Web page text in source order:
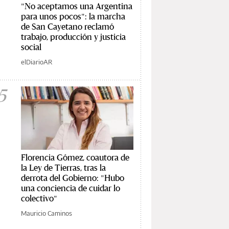
"No aceptamos una Argentina
para unos pocos": la marcha
de San Cayetano reclamó
trabajo, producción y justicia
social
elDiarioAR
Florencia Gómez, coautora de
la Ley de Tierras, tras la
derrota del Gobierno: "Hubo
una conciencia de cuidar lo
colectivo"
Mauricio Caminos